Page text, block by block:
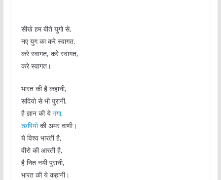
सीखे हम बीते युगो से,
नए युग का करे स्वागत,
करे स्वागत, करे स्वागत,
करे स्वागत।
भारत की है कहानी,
सदियो से भी पुरानी,
है ज्ञान की ये गंगा,
ऋषियोकी अमर वाणी।
ये विश्व भारती है,
वीरो की आरती है,
है नित नयी पुरानी,
भारत की ये कहानी।